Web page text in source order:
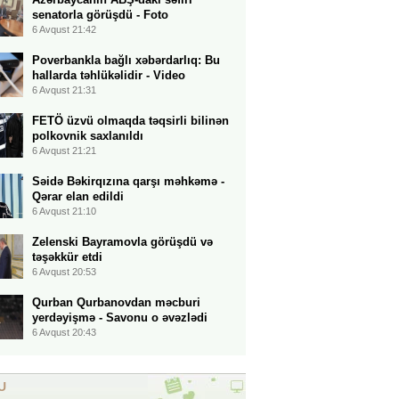
senatorla görüşdü - Foto
6 Avqust 21:42
Poverbankla bağlı xəbərdarlıq: Bu
hallarda təhlükəlidir - Video
6 Avqust 21:31
FETÖ üzvü olmaqda təqsirli bilinən
polkovnik saxlanıldı
6 Avqust 21:21
Səidə Bəkirqızına qarşı məhkəmə -
Qərar elan edildi
6 Avqust 21:10
Zelenski Bayramovla görüşdü və
təşəkkür etdi
6 Avqust 20:53
Qurban Qurbanovdan məcburi
yerdəyişmə - Savonu o əvəzlədi
6 Avqust 20:43